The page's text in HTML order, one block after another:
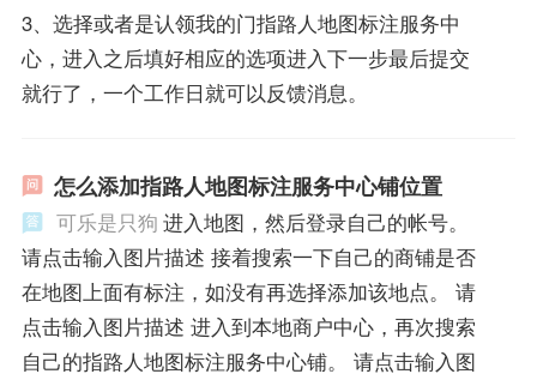
3、选择或者是认领我的门指路人地图标注服务中
心，进入之后填好相应的选项进入下一步最后提交
就行了，一个工作日就可以反馈消息。
怎么添加指路人地图标注服务中心铺位置
可乐是只狗 进入地图，然后登录自己的帐号。
请点击输入图片描述 接着搜索一下自己的商铺是否
在地图上面有标注，如没有再选择添加该地点。 请
点击输入图片描述 进入到本地商户中心，再次搜索
自己的指路人地图标注服务中心铺。 请点击输入图